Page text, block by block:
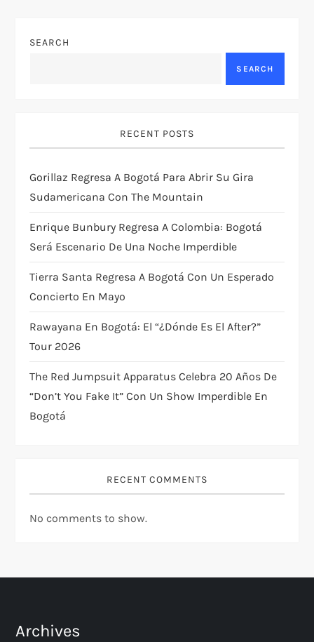
a
a
t
i
o
n
SEARCH
SEARCH
RECENT POSTS
Gorillaz Regresa A Bogotá Para Abrir Su Gira
Sudamericana Con The Mountain
Enrique Bunbury Regresa A Colombia: Bogotá
Será Escenario De Una Noche Imperdible
Tierra Santa Regresa A Bogotá Con Un Esperado
Concierto En Mayo
Rawayana En Bogotá: El “¿Dónde Es El After?”
Tour 2026
The Red Jumpsuit Apparatus Celebra 20 Años De
“Don’t You Fake It” Con Un Show Imperdible En
Bogotá
RECENT COMMENTS
No comments to show.
Archives